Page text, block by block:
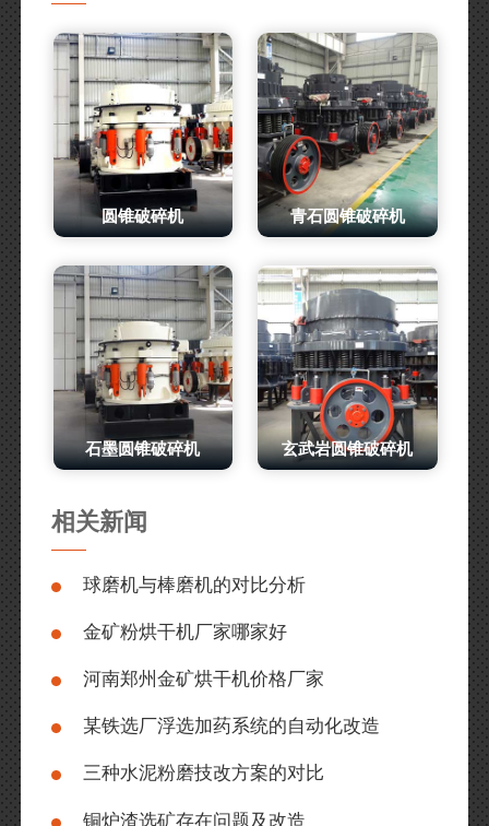
圆锥破碎机 青石圆锥破碎机
石墨圆锥破碎机 玄武岩圆锥破碎机
相关新闻
球磨机与棒磨机的对比分析
金矿粉烘干机厂家哪家好
河南郑州金矿烘干机价格厂家
某铁选厂浮选加药系统的自动化改造
三种水泥粉磨技改方案的对比
铜炉渣选矿存在问题及改造